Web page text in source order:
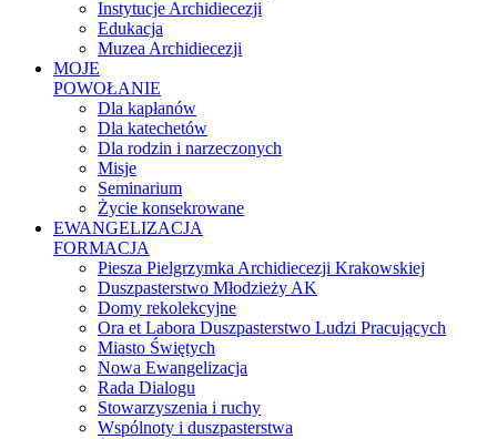
Instytucje Archidiecezji
Edukacja
Muzea Archidiecezji
MOJE
POWOŁANIE
Dla kapłanów
Dla katechetów
Dla rodzin i narzeczonych
Misje
Seminarium
Życie konsekrowane
EWANGELIZACJA
FORMACJA
Piesza Pielgrzymka Archidiecezji Krakowskiej
Duszpasterstwo Młodzieży AK
Domy rekolekcyjne
Ora et Labora Duszpasterstwo Ludzi Pracujących
Miasto Świętych
Nowa Ewangelizacja
Rada Dialogu
Stowarzyszenia i ruchy
Wspólnoty i duszpasterstwa